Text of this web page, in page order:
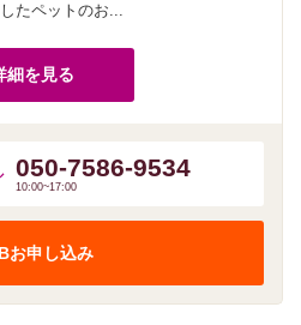
たペットのお...
細を見る
050-7586-9534
10:00~17:00
お申し込み